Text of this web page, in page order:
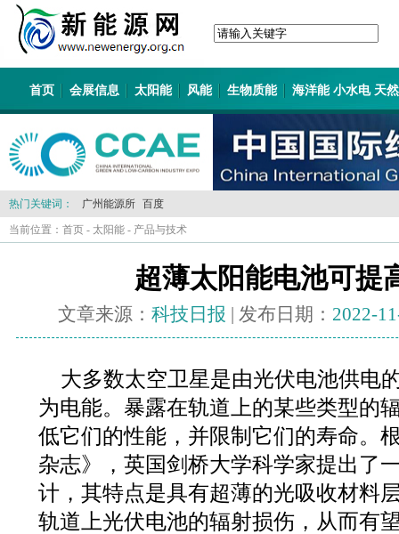
首页 会展信息 太阳能 风能 生物质能 海洋能 小水电 天
热门关键词： 广州能源所 百度
当前位置： 首页 - 太阳能 - 产品与技术
超薄太阳能电池可提
文章来源： 科技日报 | 发布日期： 2022-
大多数太空卫星是由光伏电池供电
为电能。暴露在轨道上的某些类型的
低它们的性能，并限制它们的寿命。
杂志》，英国剑桥大学科学家提出了
计，其特点是具有超薄的光吸收材料
轨道上光伏电池的辐射损伤，从而有